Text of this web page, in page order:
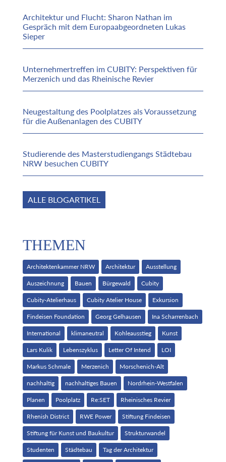
Architektur und Flucht: Sharon Nathan im
Gespräch mit dem Europaabgeordneten Lukas
Sieper
Unternehmertreffen im CUBITY: Perspektiven für
Merzenich und das Rheinische Revier
Neugestaltung des Poolplatzes als Voraussetzung
für die Außenanlagen des CUBITY
Studierende des Masterstudiengangs Städtebau
NRW besuchen CUBITY
ALLE BLOGARTIKEL
THEMEN
Architektenkammer NRW Architektur Ausstellung
Auszeichnung Bauen Bürgewald Cubity
Cubity-Atelierhaus Cubity Atelier House Exkursion
Findeisen Foundation Georg Gelhausen Ina Scharrenbach
International klimaneutral Kohleausstieg Kunst
Lars Kulik Lebenszyklus Letter Of Intend LOI
Markus Schmale Merzenich Morschenich-Alt
nachhaltig nachhaltiges Bauen Nordrhein-Westfalen
Planen Poolplatz Re:SET Rheinisches Revier
Rhenish District RWE Power Stiftung Findeisen
Stiftung für Kunst und Baukultur Strukturwandel
Studenten Städtebau Tag der Architektur